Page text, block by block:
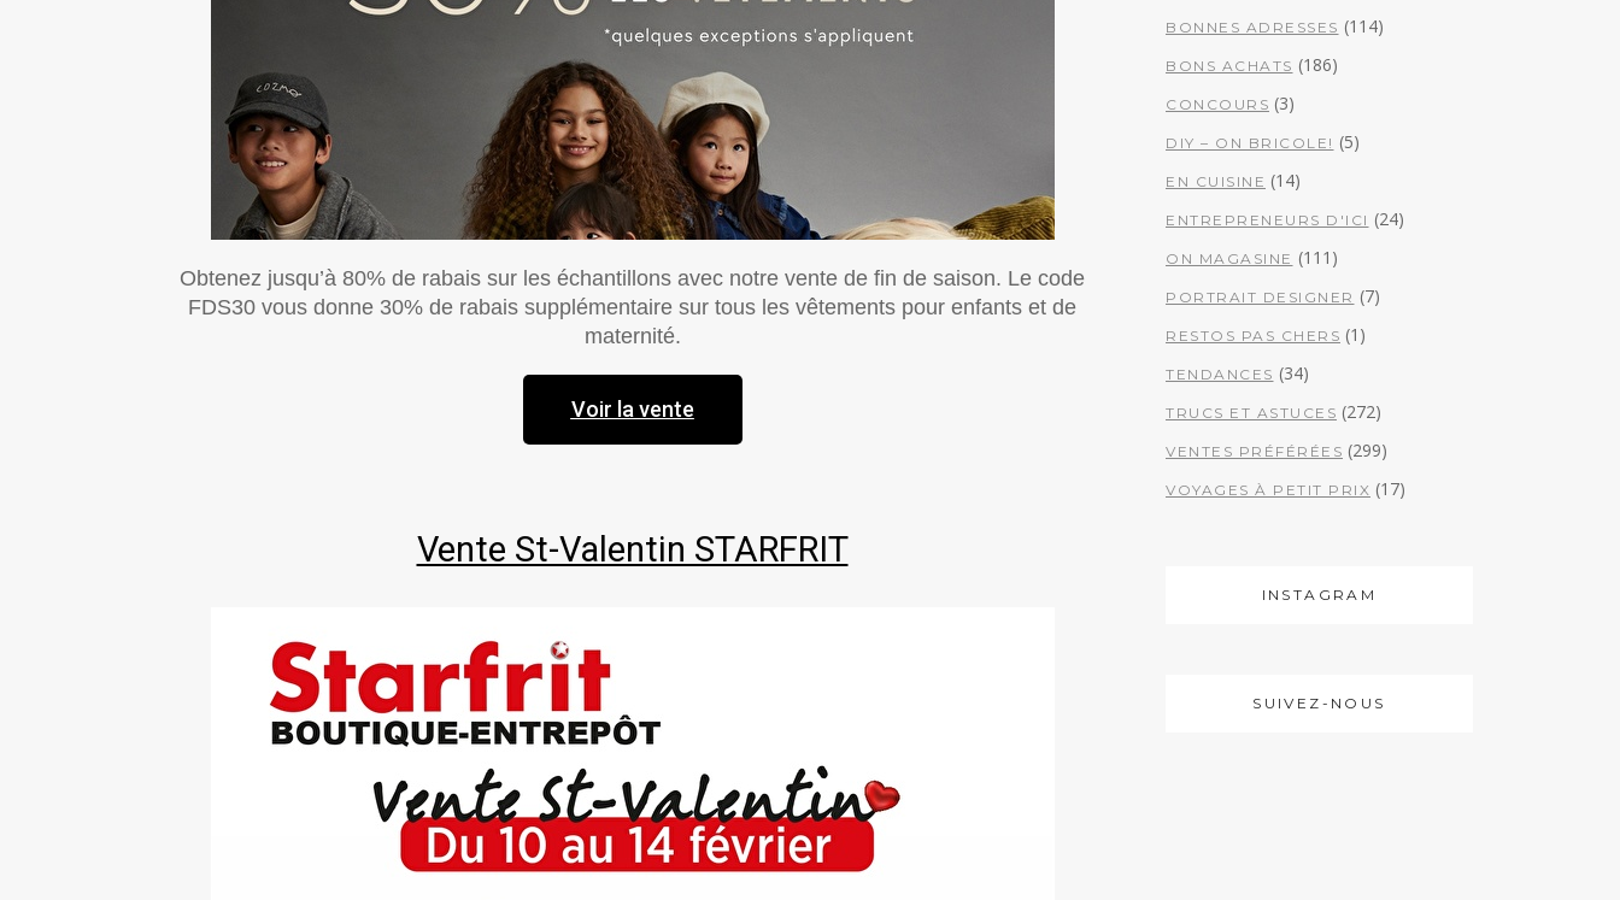
Obtenez jusqu’à 80% de rabais sur les échantillons avec notre vente de fin de saison. Le code
FDS30 vous donne 30% de rabais supplémentaire sur tous les vêtements pour enfants et de
maternité.
Voir la vente
Vente St-Valentin STARFRIT
BONNES ADRESSES (114)
BONS ACHATS (186)
CONCOURS (3)
DIY – ON BRICOLE! (5)
EN CUISINE (14)
ENTREPRENEURS D'ICI (24)
ON MAGASINE (111)
PORTRAIT DESIGNER (7)
RESTOS PAS CHERS (1)
TENDANCES (34)
TRUCS ET ASTUCES (272)
VENTES PRÉFÉRÉES (299)
VOYAGES À PETIT PRIX (17)
INSTAGRAM
SUIVEZ-NOUS